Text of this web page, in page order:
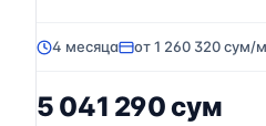
4 месяца от 1 260 320 сум/
5 041 290 сум